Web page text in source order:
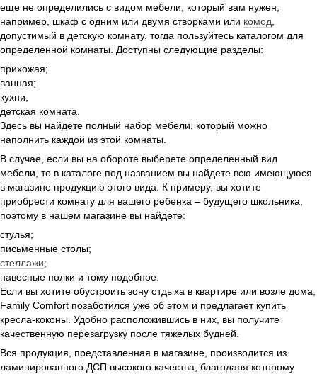
еще не определились с видом мебели, который вам нужен,
например, шкаф с одним или двумя створками или комод,
допустимый в детскую комнату, тогда пользуйтесь каталогом для
определенной комнаты. Доступны следующие разделы:
прихожая;
ванная;
кухни;
детская комната.
Здесь вы найдете полный набор мебели, который можно
наполнить каждой из этой комнаты.
В случае, если вы на обороте выберете определенный вид
мебели, то в каталоге под названием вы найдете всю имеющуюся
в магазине продукцию этого вида. К примеру, вы хотите
приобрести комнату для вашего ребенка – будущего школьника,
поэтому в нашем магазине вы найдете:
стулья;
письменные столы;
стеллажи;
навесные полки и тому подобное.
Если вы хотите обустроить зону отдыха в квартире или возле дома,
Family Comfort позаботился уже об этом и предлагает купить
кресла-коконы. Удобно расположившись в них, вы получите
качественную перезагрузку после тяжелых будней.
Вся продукция, представленная в магазине, производится из
ламинированного ДСП высокого качества, благодаря которому